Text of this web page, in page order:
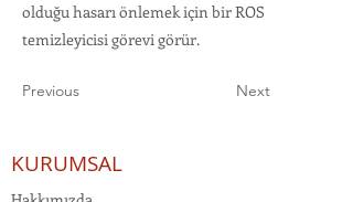
olduğu hasarı önlemek için bir ROS
temizleyicisi görevi görür.
Previous Next
KURUMSAL